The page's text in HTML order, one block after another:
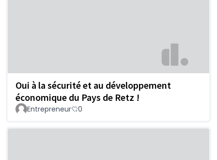
Oui à la sécurité et au développement
économique du Pays de Retz !
Entrepreneur 0